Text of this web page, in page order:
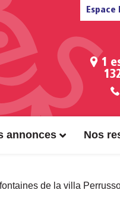
Espace
1
annonces Nos
de la villa